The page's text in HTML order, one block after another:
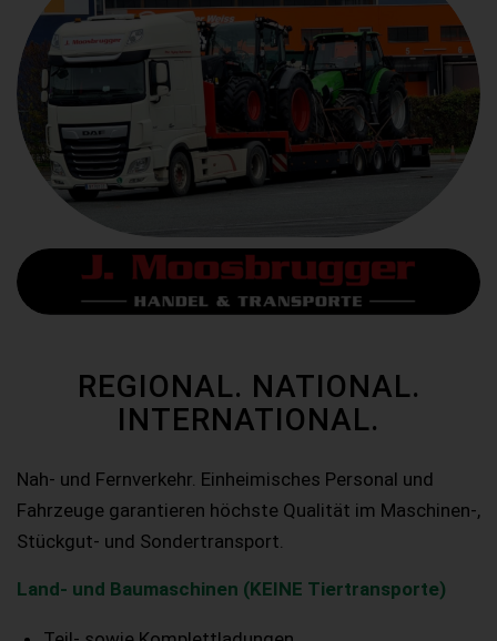
REGIONAL. NATIONAL.
INTERNATIONAL.
Nah- und Fernverkehr. Einheimisches Personal und
Fahrzeuge garantieren höchste Qualität im Maschinen-,
Stückgut- und Sondertransport.
Land- und Baumaschinen (KEINE Tiertransporte)